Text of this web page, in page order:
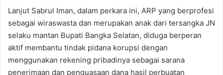
Lanjut Sabrul Iman, dalam perkara ini, ARP yang berprofesi
sebagai wiraswasta dan merupakan anak dari tersangka JN
selaku mantan Bupati Bangka Selatan, diduga berperan
aktif membantu tindak pidana korupsi dengan
menggunakan rekening pribadinya sebagai sarana
penerimaan dan penguasaan dana hasil perbuatan